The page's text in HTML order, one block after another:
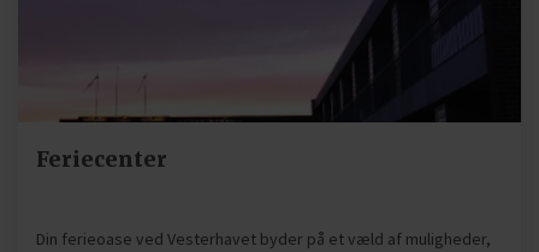
Feriecenter
Din ferieoase ved Vesterhavet byder på et væld af muligheder,